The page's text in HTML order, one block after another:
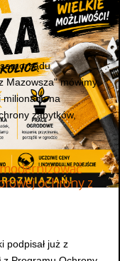
Mazowsza" mówimy
milionach na
zabytków,
ochrony z
podpisał już z